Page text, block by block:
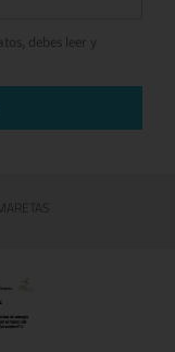
debes leer y